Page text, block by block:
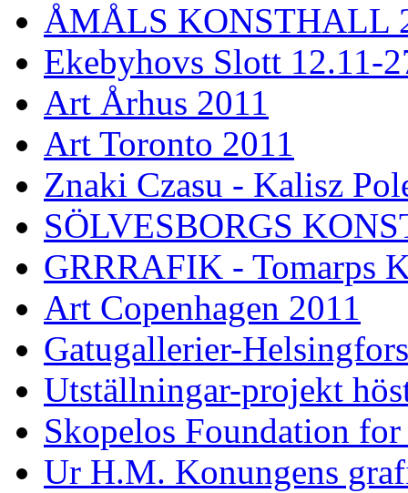
ÅMÅLS KONSTHALL
Ekebyhovs Slott 12.11-
Art Århus 2011
Art Toronto 2011
Znaki Czasu - Kalisz
SÖLVESBORGS
GRRRAFIK - Tomarps
Art Copenhagen 2011
Gatugallerier-Helsingfors
Utställningar-projekt
Skopelos Foundation
Ur H.M. Konungens